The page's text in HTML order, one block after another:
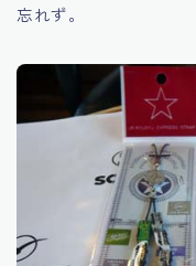
忘れず。